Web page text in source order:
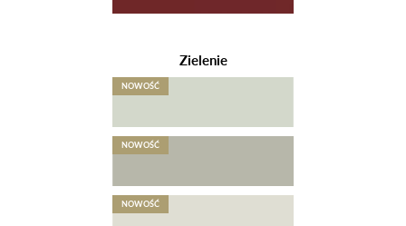
Zielenie